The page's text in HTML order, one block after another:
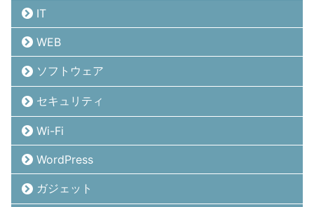
IT
WEB
ソフトウェア
セキュリティ
Wi-Fi
WordPress
ガジェット